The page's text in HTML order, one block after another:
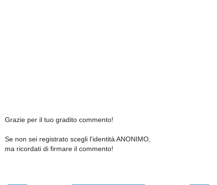
Grazie per il tuo gradito commento!
Se non sei registrato scegli l'identità ANONIMO,
ma ricordati di firmare il commento!